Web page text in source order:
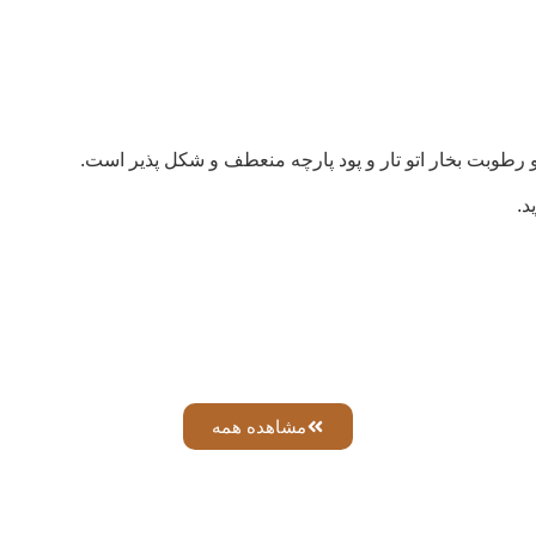
رطوبت بخار اتو تار و پود پارچه منعطف و شکل پذیر است.
مشاهده همه